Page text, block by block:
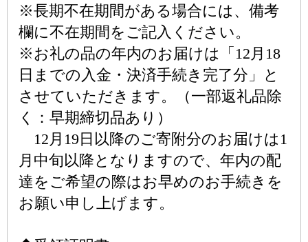
※長期不在期間がある場合には、備考
欄に不在期間をご記入ください。
※お礼の品の年内のお届けは「12月18
日までの入金・決済手続き完了分」と
させていただきます。（一部返礼品除
く：早期締切品あり）
12月19日以降のご寄附分のお届けは1
月中旬以降となりますので、年内の配
達をご希望の際はお早めのお手続きを
お願い申し上げます。